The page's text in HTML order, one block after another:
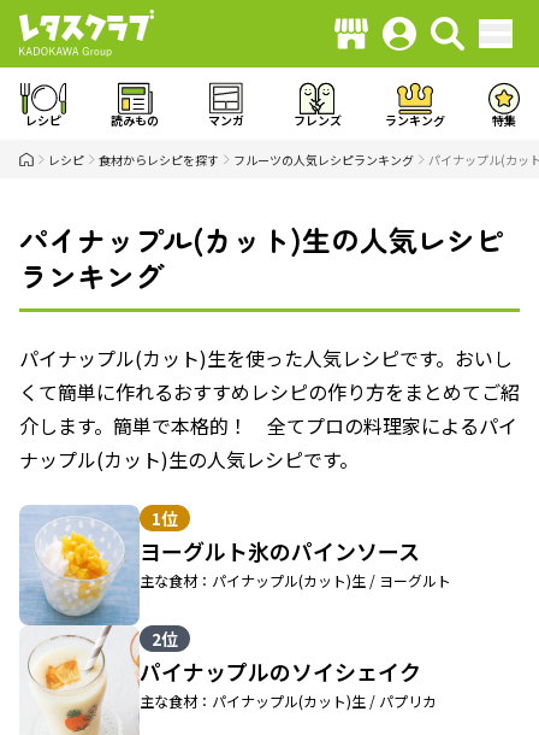
レシピ 読みもの マンガ フレンズ ランキング 特集
レシピ 食材からレシピを探す フルーツの人気レシピランキング パイナップル(カッ
パイナップル(カット)生の人気レシピ
ランキング
パイナップル(カット)生を使った人気レシピです。おいし
くて簡単に作れるおすすめレシピの作り方をまとめてご紹
介します。簡単で本格的！ 全てプロの料理家によるパイ
ナップル(カット)生の人気レシピです。
1位
ヨーグルト氷のパインソース
主な食材：パイナップル(カット)生 / ヨーグルト
2位
パイナップルのソイシェイク
主な食材：パイナップル(カット)生 / パプリカ